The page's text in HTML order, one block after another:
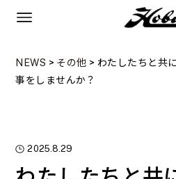
NEWS > その他 > わたしたちと共
事をしませんか？
2025.8.29